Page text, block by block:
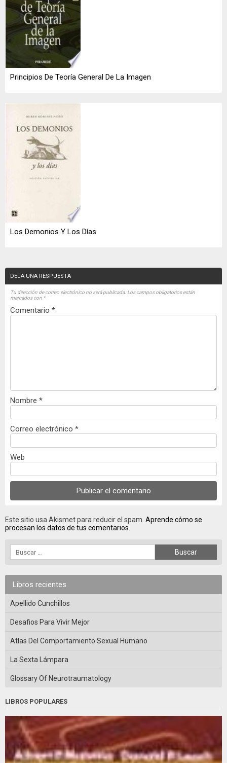
Principios De Teoría General De La Imagen
Los Demonios Y Los Días
DEJA UNA RESPUESTA
Tu dirección de correo electrónico no será publicada. Los campos obligatorios están
marcados con *
Comentario *
Nombre *
Correo electrónico *
Web
Este sitio usa Akismet para reducir el spam. Aprende cómo se
procesan los datos de tus comentarios.
Libros recientes
Apellido Cunchillos
Desafios Para Vivir Mejor
Atlas Del Comportamiento Sexual Humano
La Sexta Lámpara
Glossary Of Neurotraumatology
LIBROS POPULARES